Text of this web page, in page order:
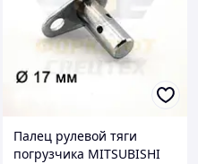
Палец рулевой тяги
погрузчика MITSUBISHI